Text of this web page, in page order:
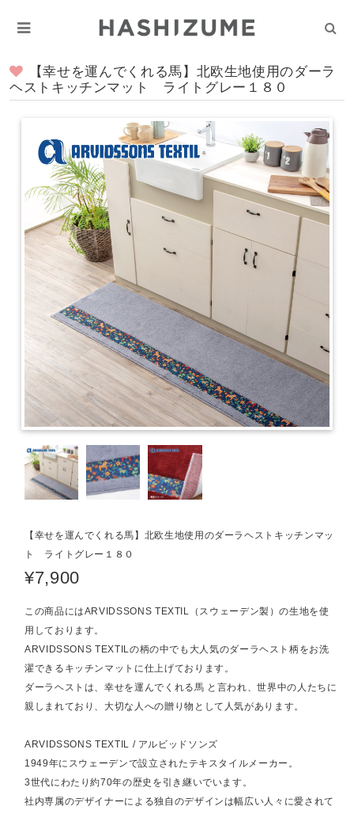
【幸せを運んでくれる馬】北欧生地使用のダーラ
ヘストキッチンマット ライトグレー１８０
【幸せを運んでくれる馬】北欧生地使用のダーラヘストキッチンマッ
ト ライトグレー１８０
¥7,900
この商品にはARVIDSSONS TEXTIL（スウェーデン製）の生地を使
用しております。
ARVIDSSONS TEXTILの柄の中でも大人気のダーラヘスト柄をお洗
濯できるキッチンマットに仕上げております。
ダーラヘストは、幸せを運んでくれる馬 と言われ、世界中の人たちに
親しまれており、大切な人への贈り物として人気があります。
ARVIDSSONS TEXTIL / アルビッドソンズ
1949年にスウェーデンで設立されたテキスタイルメーカー。
3世代にわたり約70年の歴史を引き継いでいます。
社内専属のデザイナーによる独自のデザインは幅広い人々に愛されて